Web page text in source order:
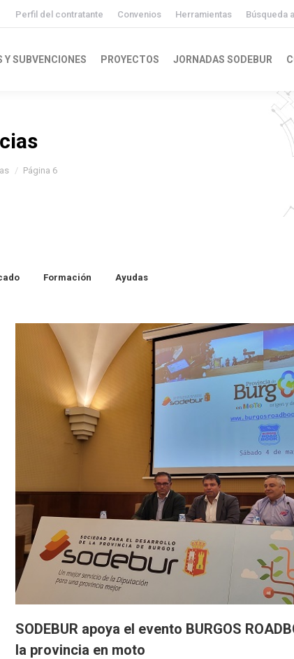
Perfil del contratante Convenios Herramientas Búsqueda
Y SUBVENCIONES PROYECTOS JORNADAS SODEBUR
Página 6
Formación Ayudas
SODEBUR apoya el evento BURGOS
la provincia en moto